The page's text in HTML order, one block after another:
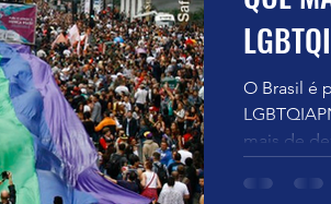
O Brasil é
mais de